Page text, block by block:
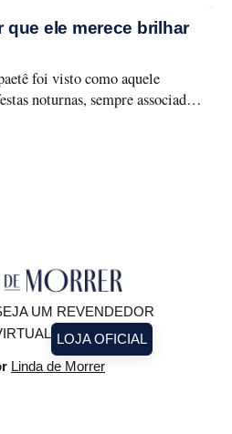
transformar a forma como
roupa, sua rotina
que ele merece brilhar
foi visto como aquele
noturnas, sempre associado a
baixa e ocasiões especiais. A
UM REVENDEDOR
LOJA OFICIAL
Linda de Morrer